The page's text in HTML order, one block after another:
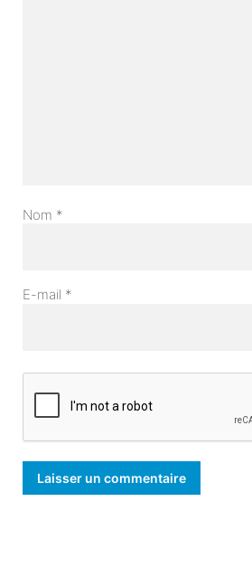
Nom *
E-mail *